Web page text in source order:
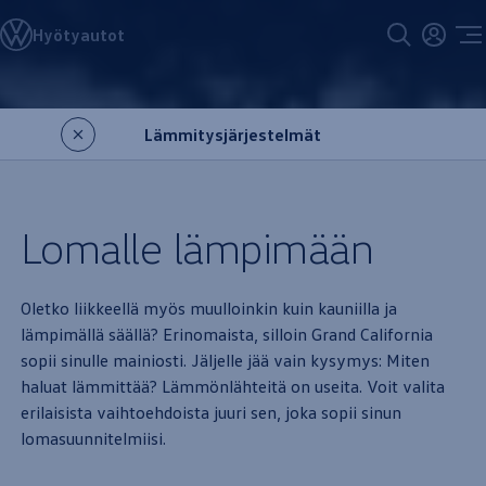
Siirry
pääsisältöön
Siirry
alas
Hyötyautot
Volkswagen-mallisto
Rakenna auto
Pyydä tarjous
Osta uusi nopean toimituksen auto
Varaa koeajo
Rakenna auto
Osta Volkswagen-vaihtoauto
Pyydä tarjous
Hinnastot
Kampanjat ja tarjoukset
Rahoitus
Yksityisleasing
Yrityksille
Takuu
Varaa koeajo
Hyötyautot
Lämmitysjärjestelmät
Lomalle lämpimään
Oletko liikkeellä myös muulloinkin kuin kauniilla ja
lämpimällä säällä? Erinomaista, silloin Grand California
sopii sinulle mainiosti. Jäljelle jää vain kysymys: Miten
haluat lämmittää? Lämmönlähteitä on useita. Voit valita
erilaisista vaihtoehdoista juuri sen, joka sopii sinun
lomasuunnitelmiisi.